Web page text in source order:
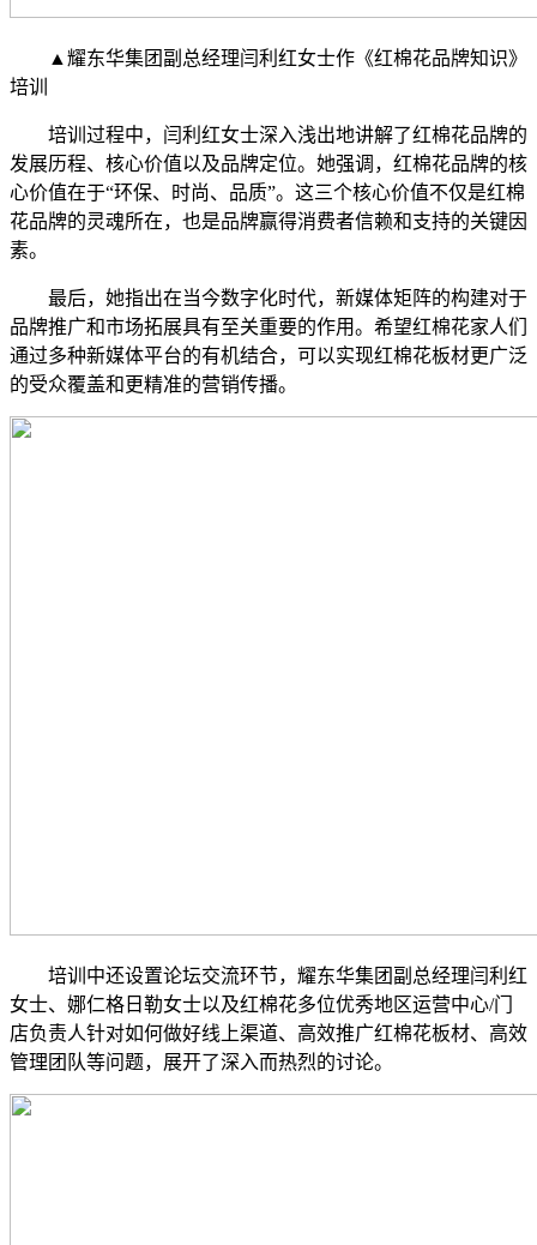
▲耀东华集团副总经理闫利红女士作《红棉花品牌知识》
培训
培训过程中，闫利红女士深入浅出地讲解了红棉花品牌的
发展历程、核心价值以及品牌定位。她强调，红棉花品牌的核
心价值在于“环保、时尚、品质”。这三个核心价值不仅是红棉
花品牌的灵魂所在，也是品牌赢得消费者信赖和支持的关键因
素。
最后，她指出在当今数字化时代，新媒体矩阵的构建对于
品牌推广和市场拓展具有至关重要的作用。希望红棉花家人们
通过多种新媒体平台的有机结合，可以实现红棉花板材更广泛
的受众覆盖和更精准的营销传播。
培训中还设置论坛交流环节，耀东华集团副总经理闫利红
女士、娜仁格日勒女士以及红棉花多位优秀地区运营中心/门
店负责人针对如何做好线上渠道、高效推广红棉花板材、高效
管理团队等问题，展开了深入而热烈的讨论。